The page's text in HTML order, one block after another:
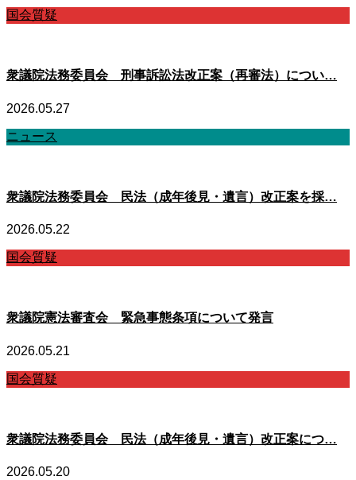
国会質疑
衆議院法務委員会 刑事訴訟法改正案（再審法）につい…
2026.05.27
ニュース
衆議院法務委員会 民法（成年後見・遺言）改正案を採…
2026.05.22
国会質疑
衆議院憲法審査会 緊急事態条項について発言
2026.05.21
国会質疑
衆議院法務委員会 民法（成年後見・遺言）改正案につ…
2026.05.20